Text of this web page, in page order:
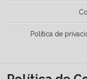
Política de